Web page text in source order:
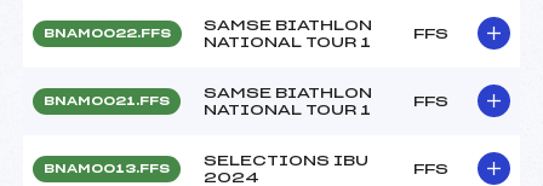
BNAM0022.FFS
SAMSE BIATHLON
NATIONAL TOUR 1
FFS
BNAM0021.FFS
SAMSE BIATHLON
NATIONAL TOUR 1
FFS
BNAM0013.FFS
SELECTIONS IBU
2024
FFS